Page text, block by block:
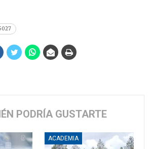
PODRÍA GUSTARTE
ACADEMIA